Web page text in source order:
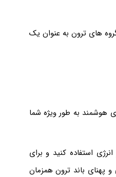
های ترون به عنوان یک
هوشمند به طور ویژه شما
استفاده کنید و برای
و پهنای باند ترون همزمان